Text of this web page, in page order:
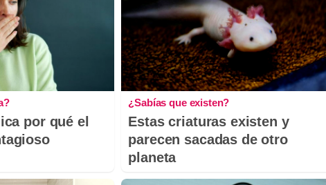
por qué el
¿Sabías que existen?
Estas criaturas existen y
parecen sacadas de otro
planeta